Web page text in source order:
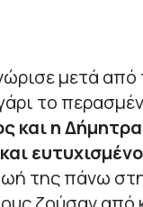
μετά
το
και η
της πάνω